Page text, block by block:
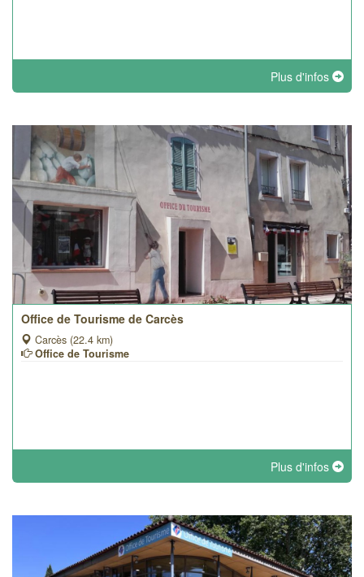
Plus d'infos
Office de Tourisme de Carcès
Carcès (22.4 km)
Office de Tourisme
Plus d'infos